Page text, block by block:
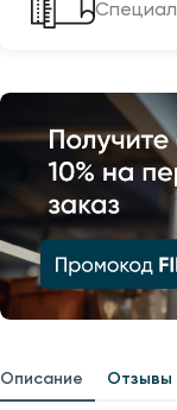
Описание Отзывы